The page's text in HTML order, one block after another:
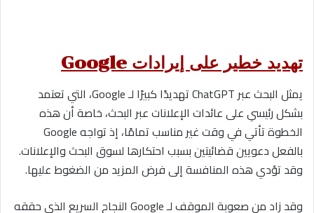
تهديد خطير على إيرادات Google
يمثل البحث عبر ChatGPT تهديدًا كبيرًا لـ Google، التي تعتمد
بشكل رئيسي على عائدات الإعلانات عبر البحث، خاصة أن هذه
الخطوة تأتي في وقت غير مناسب تمامًا، إذ تواجه Google
بالفعل دعويين قضائيتين بسبب احتكارها لسوق البحث والإعلانات.
وقد تؤدي هذه المنافسة إلى فرض المزيد من الضغوط عليها.
وقد زاد من صعوبة الموقف لـ Google النجاح السريع الذي حققه